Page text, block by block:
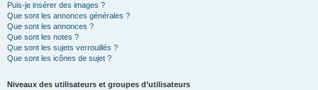
Puis-je insérer des images ?
Que sont les annonces générales ?
Que sont les annonces ?
Que sont les notes ?
Que sont les sujets verrouillés ?
Que sont les icônes de sujet ?
Niveaux des utilisateurs et groupes d’utilisateurs